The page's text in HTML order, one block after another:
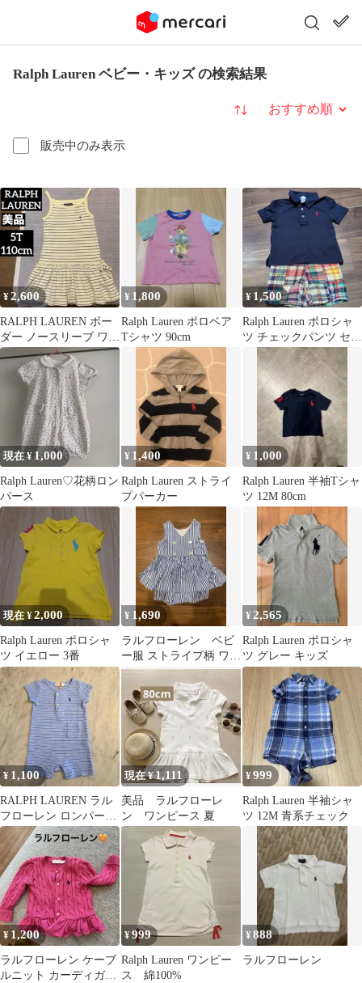
Ralph Lauren ベビー・キッズ の検索結果
販売中のみ表示
並び替え
¥2,600
RALPH LAUREN ボー
ダー ノースリーブ ワン
ピース
¥ 1,800
Ralph Lauren ポロベア
Tシャツ 90cm
¥ 1,500
Ralph Lauren ポロシャ
ツ チェックパンツ セッ
トアップ 18M
現在 ¥1,000
Ralph Lauren♡花柄ロン
パース
¥ 1,400
Ralph Lauren ストライ
プパーカー
¥ 1,000
Ralph Lauren 半袖Tシャ
ツ 12M 80cm
現在 ¥2,000
Ralph Lauren ポロシャ
ツ イエロー 3番
¥ 1,690
ラルフローレン ベビ
ー服 ストライプ柄 ワン
ピース ブルマ セット
週末値下げ！
¥2,565
Ralph Lauren ポロシャ
ツ グレー キッズ
¥ 1,100
RALPH LAUREN ラル
フローレン ロンパース
60 水色ボーダー ベビー
現在 ¥1,111
美品 ラルフローレ
ン ワンピース 夏
¥999
Ralph Lauren 半袖シャ
ツ 12M 青系チェック
¥ 1,200
ラルフローレン ケーブ
ルニット カーディガン
¥999
Ralph Lauren ワンピー
ス 綿100%
¥888
ラルフローレン